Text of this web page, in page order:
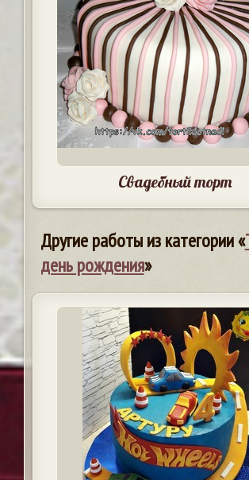
Свадебный торт
Другие работы из категории «
день рождения»